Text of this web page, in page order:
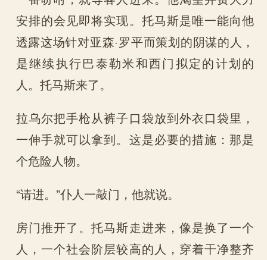
安排的会见即将实现。托马斯是唯一能向他
透露这场针对亚森·罗平而策划的阴谋的人，
是继续执行巴泰勒米和西门拟定的计划的
人。托马斯来了。
拉乌尔把手枪从裤子口袋放到外衣口袋里，
一伸手就可以拿到。这是必要的措施：那是
个危险人物。
“请进。”仆人一敲门，他就说。
房门推开了。托马斯走进来，像是换了一个
人，一个社会阶层较高的人，穿着干净整齐